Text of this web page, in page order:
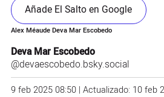
Añade El Salto en Google
Alex Méaude Deva Mar Escobedo
Deva Mar Escobedo
@devaescobedo.bsky.social
9 feb 2025 08:50 | Actualizado: 10 feb